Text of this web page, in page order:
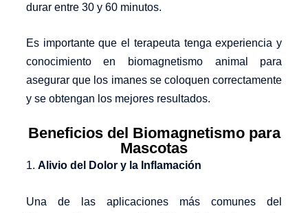
durar entre 30 y 60 minutos.
Es importante que el terapeuta tenga experiencia y
conocimiento en biomagnetismo animal para
asegurar que los imanes se coloquen correctamente
y se obtengan los mejores resultados.
Beneficios del Biomagnetismo para
Mascotas
1. Alivio del Dolor y la Inflamación
Una de las aplicaciones más comunes del